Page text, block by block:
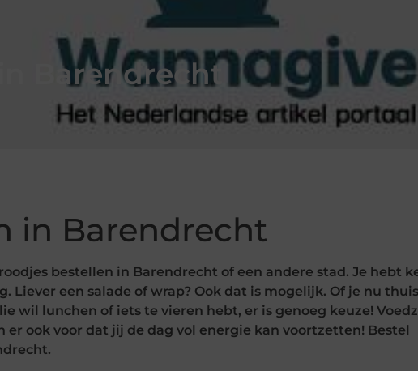
Barendrecht
in Barendrecht
bestellen in Barendrecht of een andere stad. Je hebt
Liever een salade of wrap? Ook dat is mogelijk. Of je nu
wil lunchen of iets te vieren hebt, er is genoeg keuze!
ook voor dat jij de dag vol energie kan voortzetten! Bestel